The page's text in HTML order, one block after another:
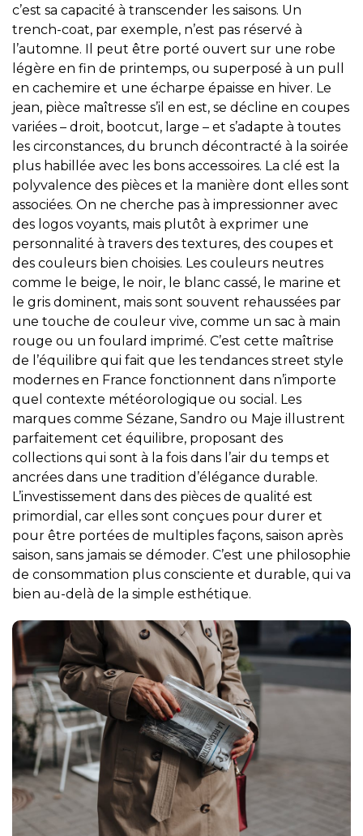
c’est sa capacité à transcender les saisons. Un
trench-coat, par exemple, n’est pas réservé à
l’automne. Il peut être porté ouvert sur une robe
légère en fin de printemps, ou superposé à un pull
en cachemire et une écharpe épaisse en hiver. Le
jean, pièce maîtresse s’il en est, se décline en coupes
variées – droit, bootcut, large – et s’adapte à toutes
les circonstances, du brunch décontracté à la soirée
plus habillée avec les bons accessoires. La clé est la
polyvalence des pièces et la manière dont elles sont
associées. On ne cherche pas à impressionner avec
des logos voyants, mais plutôt à exprimer une
personnalité à travers des textures, des coupes et
des couleurs bien choisies. Les couleurs neutres
comme le beige, le noir, le blanc cassé, le marine et
le gris dominent, mais sont souvent rehaussées par
une touche de couleur vive, comme un sac à main
rouge ou un foulard imprimé. C’est cette maîtrise
de l’équilibre qui fait que les tendances street style
modernes en France fonctionnent dans n’importe
quel contexte météorologique ou social. Les
marques comme Sézane, Sandro ou Maje illustrent
parfaitement cet équilibre, proposant des
collections qui sont à la fois dans l’air du temps et
ancrées dans une tradition d’élégance durable.
L’investissement dans des pièces de qualité est
primordial, car elles sont conçues pour durer et
pour être portées de multiples façons, saison après
saison, sans jamais se démoder. C’est une philosophie
de consommation plus consciente et durable, qui va
bien au-delà de la simple esthétique.